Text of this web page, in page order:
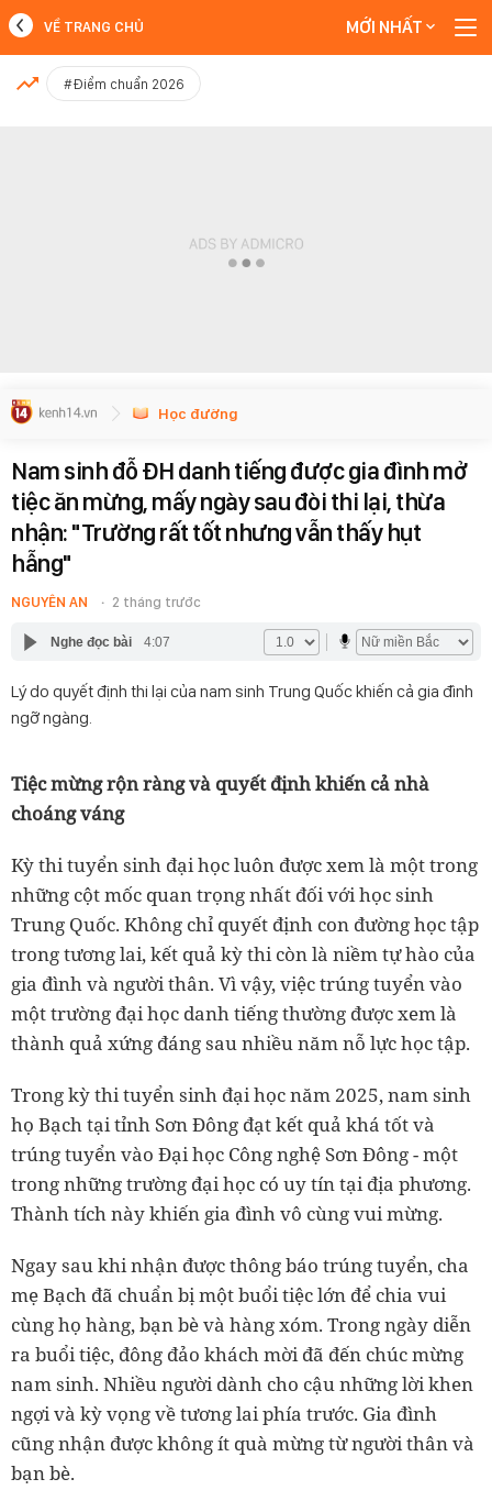
MỚI NHẤT
VỀ TRANG CHỦ MỚI NHẤT
#Điểm chuẩn 2026
Học đường
Nam sinh đỗ ĐH danh tiếng được gia đình mở
tiệc ăn mừng, mấy ngày sau đòi thi lại, thừa
nhận: "Trường rất tốt nhưng vẫn thấy hụt
hẫng"
NGUYÊN AN 2 tháng trước
Nghe đọc bài 4:07
Lý do quyết định thi lại của nam sinh Trung Quốc khiến cả gia đình
ngỡ ngàng.
Tiệc mừng rộn ràng và quyết định khiến cả nhà
choáng váng
Kỳ thi tuyển sinh đại học luôn được xem là một trong
những cột mốc quan trọng nhất đối với học sinh
Trung Quốc. Không chỉ quyết định con đường học tập
trong tương lai, kết quả kỳ thi còn là niềm tự hào của
gia đình và người thân. Vì vậy, việc trúng tuyển vào
một trường đại học danh tiếng thường được xem là
thành quả xứng đáng sau nhiều năm nỗ lực học tập.
Trong kỳ thi tuyển sinh đại học năm 2025, nam sinh
họ Bạch tại tỉnh Sơn Đông đạt kết quả khá tốt và
trúng tuyển vào Đại học Công nghệ Sơn Đông - một
trong những trường đại học có uy tín tại địa phương.
Thành tích này khiến gia đình vô cùng vui mừng.
Ngay sau khi nhận được thông báo trúng tuyển, cha
mẹ Bạch đã chuẩn bị một buổi tiệc lớn để chia vui
cùng họ hàng, bạn bè và hàng xóm. Trong ngày diễn
ra buổi tiệc, đông đảo khách mời đã đến chúc mừng
nam sinh. Nhiều người dành cho cậu những lời khen
ngợi và kỳ vọng về tương lai phía trước. Gia đình
cũng nhận được không ít quà mừng từ người thân và
bạn bè.